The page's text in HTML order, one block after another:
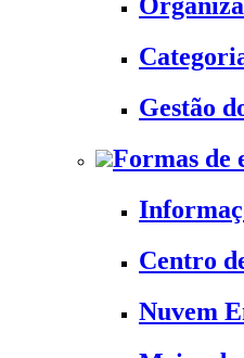
Gestão
Formas de
Centro
Nuvem